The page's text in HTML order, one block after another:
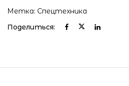
Метка: Спецтехника
Поделиться: